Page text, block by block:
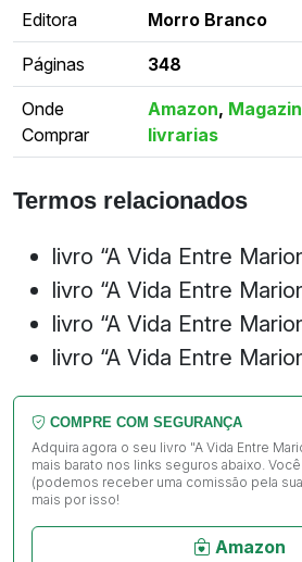
Editora Morro Branco
Páginas 348
Onde
Comprar
Amazon,
livrarias
Termos relacionados
livro “A Vida Entre
livro “A Vida Entre
livro “A Vida Entre
livro “A Vida Entre
COMPRE COM SEGURANÇA
Adquira agora o seu livro "A Vida Entre
mais barato nos links seguros abaixo.
(podemos receber uma comissão pela
mais por isso!
Amazon